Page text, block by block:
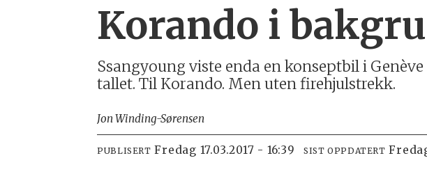
Korando i
Ssangyoung viste enda en konseptbil i
tallet. Til Korando. Men uten firehjulstrekk.
Jon Winding-Sørensen
PUBLISERT fredag 17.03.2017 - 16:39 SIST OPPDATERT